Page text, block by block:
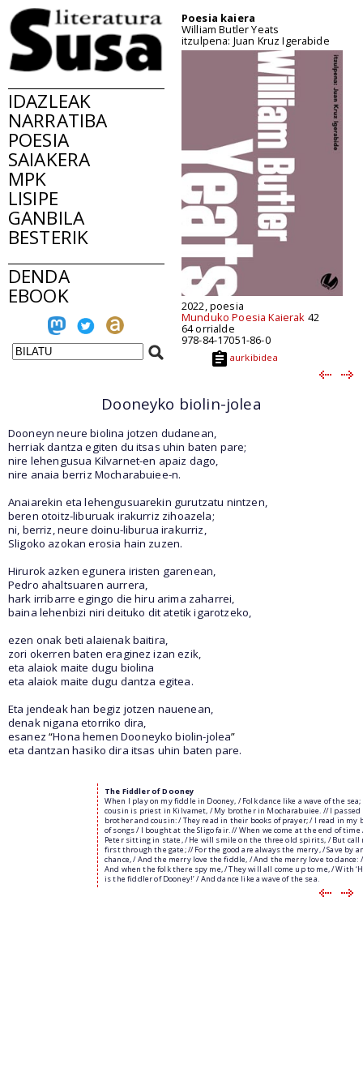
IDAZLEAK
NARRATIBA
POESIA
SAIAKERA
MPK
LISIPE
GANBILA
BESTERIK
DENDA
EBOOK
Poesia kaiera
William Butler Yeats
itzulpena: Juan Kruz Igerabide
2022, poesia
Munduko Poesia Kaierak 42
64 orrialde
978-84-17051-86-0
aurkibidea
Dooneyko biolin-jolea
Dooneyn neure biolina jotzen dudanean,
herriak dantza egiten du itsas uhin baten pare;
nire lehengusua Kilvarnet-en apaiz dago,
nire anaia berriz Mocharabuiee-n.
Anaiarekin eta lehengusuarekin gurutzatu nintzen,
beren otoitz-liburuak irakurriz zihoazela;
ni, berriz, neure doinu-liburua irakurriz,
Sligoko azokan erosia hain zuzen.
Hirurok azken egunera iristen garenean,
Pedro ahaltsuaren aurrera,
hark irribarre egingo die hiru arima zaharrei,
baina lehenbizi niri deituko dit atetik igarotzeko,
ezen onak beti alaienak baitira,
zori okerren baten eraginez izan ezik,
eta alaiok maite dugu biolina
eta alaiok maite dugu dantza egitea.
Eta jendeak han begiz jotzen nauenean,
denak nigana etorriko dira,
esanez“Hona hemen Dooneyko biolin-jolea”
eta dantzan hasiko dira itsas uhin baten pare.
The Fiddler of Dooney
When I play on my fiddle in Dooney, / Folk dance like a wave of the sea;
cousin is priest in Kilvamet, / My brother in Mocharabuiee. // I passed
brother and cousin: / They read in their books of prayer; / I read in my
of songs / I bought at the Sligo fair. // When we come at the end of time
Peter sitting in state, / He will smile on the three old spirits, / But call
first through the gate; // For the good are always the merry, / Save by
chance, / And the merry love the fiddle, / And the merry love to dance:
And when the folk there spy me, / They will all come up to me, / With
is the fiddler of Dooney!’ / And dance like a wave of the sea.